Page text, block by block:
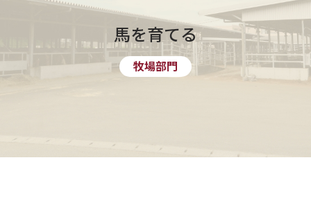
お客様に喜びを届ける
小売部門
全国に馬刺し文化を広げる
BtoB 部門
馬刺し文化を発信する
馬を育てる
牧場部門